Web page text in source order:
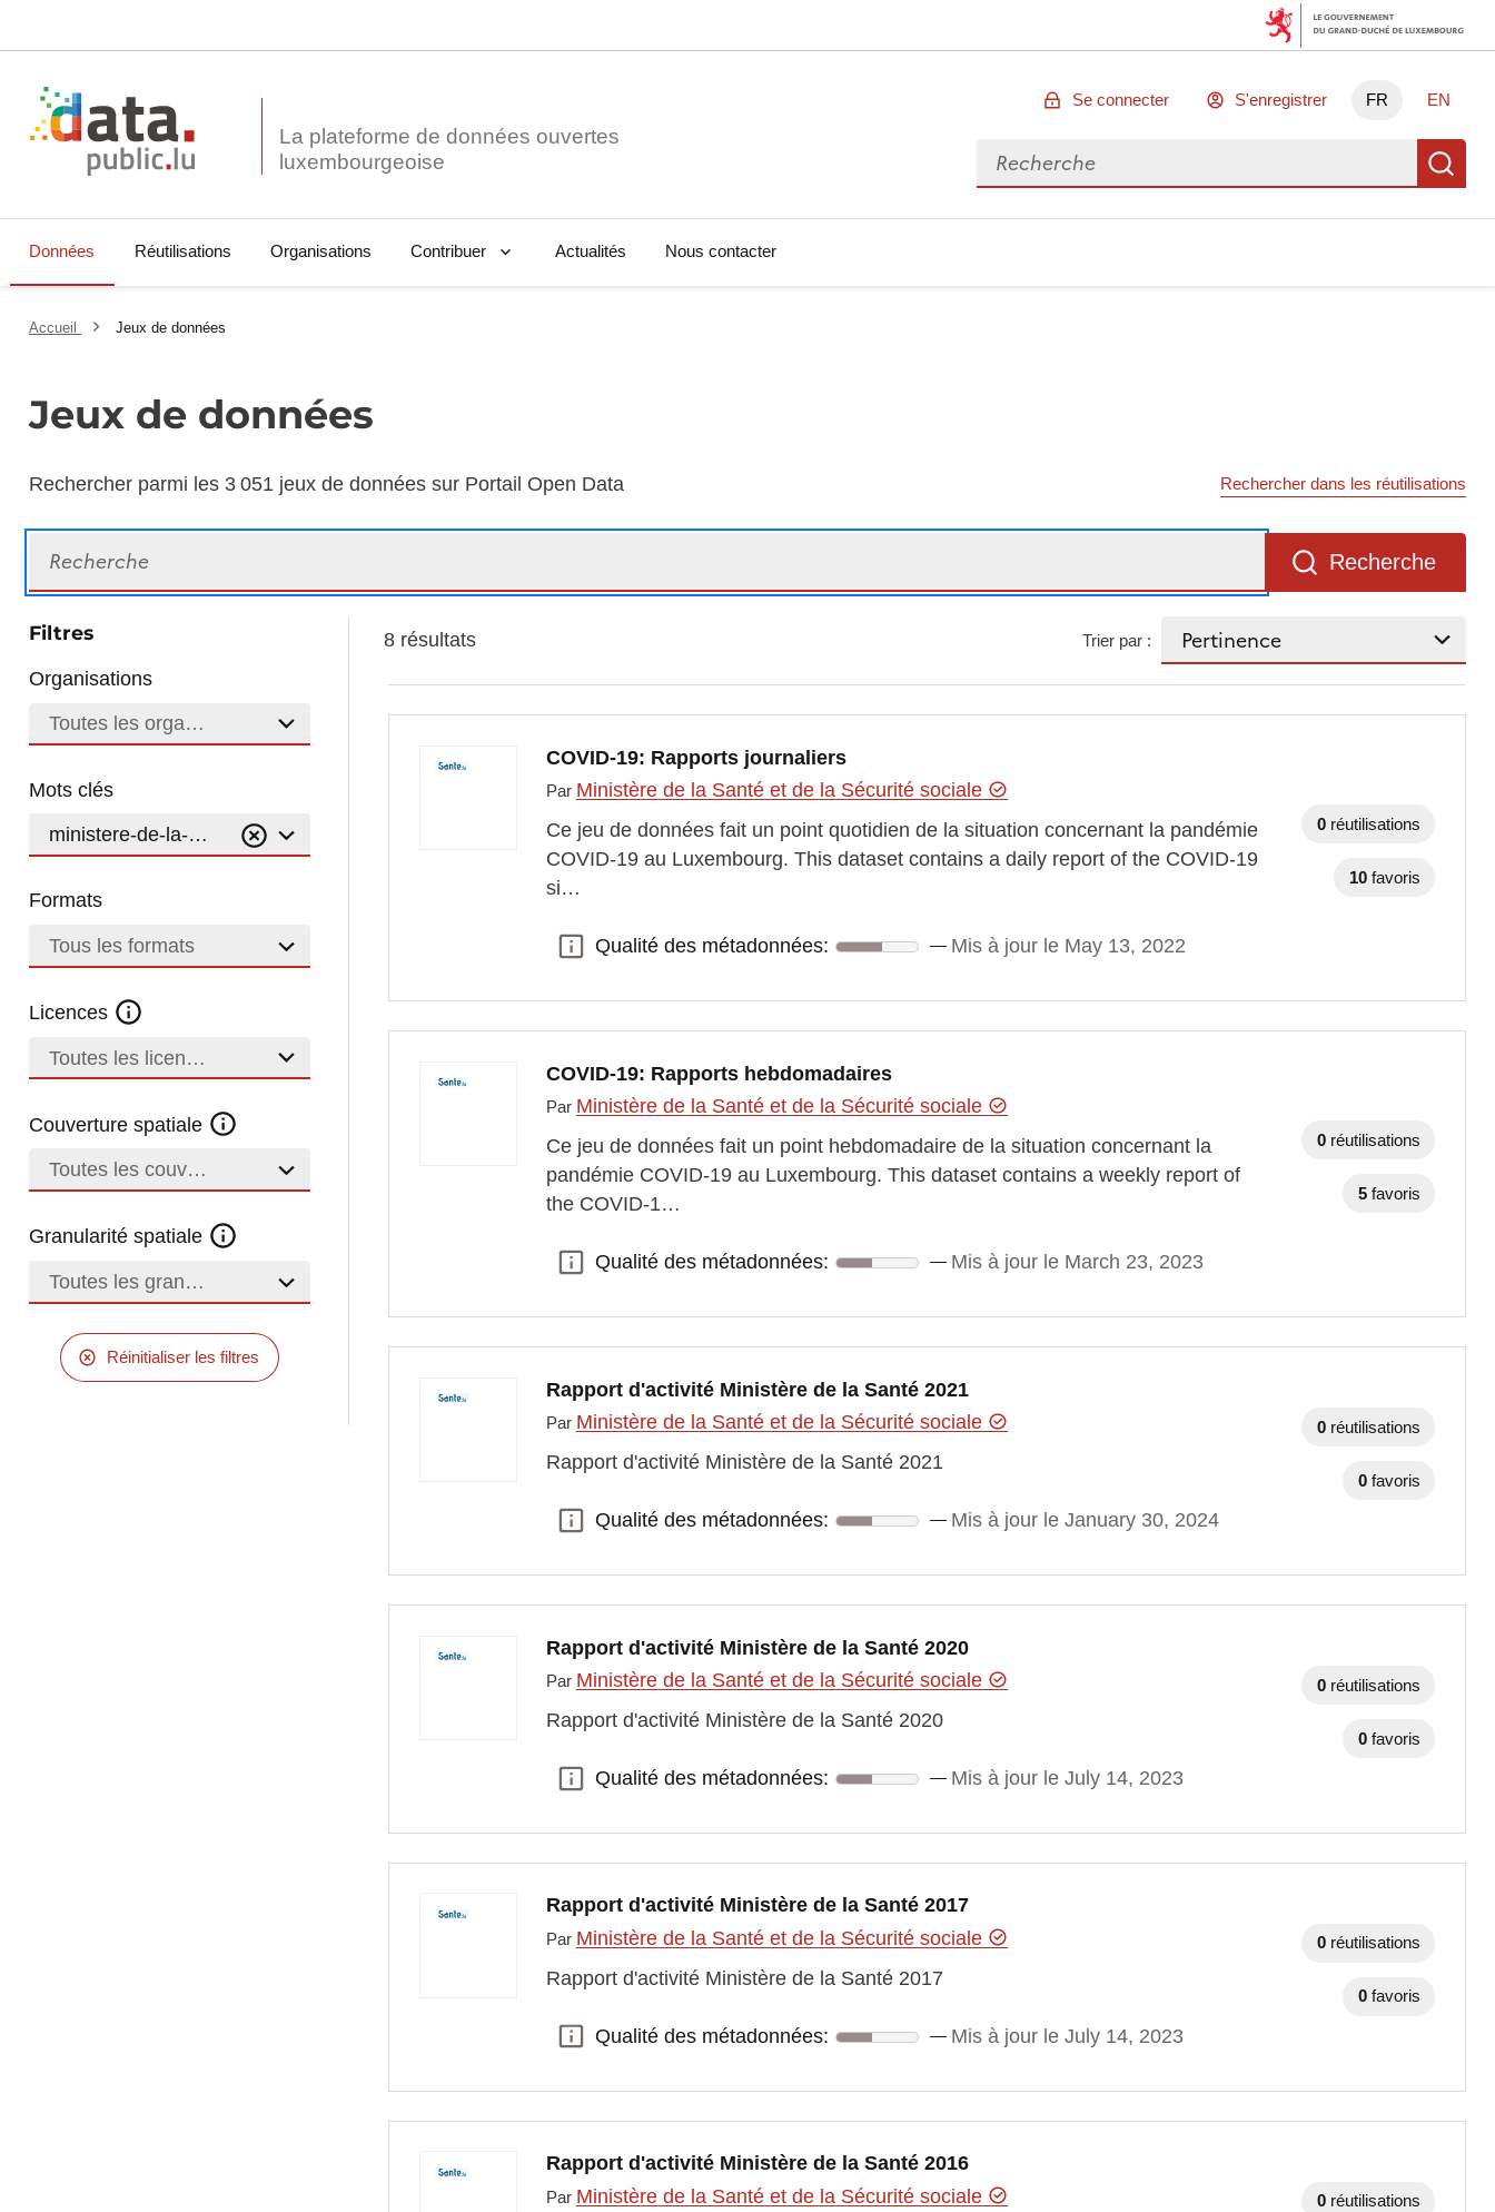
La plateforme de données ouvertes
Se connecter S'enregistrer FR EN
Rechercher des données
Données Réutilisations Organisations Contribuer Actualités Nous contacter
Accueil Jeux de données
Jeux de données
Rechercher parmi les 3 051 jeux de données sur Portail Open Data Rechercher dans les réutilisations
Recherche
Filtres
Organisations
Toutes les organisations
Mots clés
ministere-de-la-sante
Formats
Tous les formats
Licences
Toutes les licences
Couverture spatiale
Toutes les couvertures
Granularité spatiale
Toutes les granularités
Réinitialiser les filtres
8 résultats Trier par :
COVID-19: Rapports journaliers
Par Ministère de la Santé et de la Sécurité sociale
Ce jeu de données fait un point quotidien de la situation concernant la pandémie
COVID-19 au Luxembourg. This dataset contains a daily report of the COVID-19
si…
Qualité des métadonnées:
Qualité des métadonnées: Mis à jour le May 13, 2022
0 réutilisations
10 favoris
COVID-19: Rapports hebdomadaires
Par Ministère de la Santé et de la Sécurité sociale
Ce jeu de données fait un point hebdomadaire de la situation concernant la
pandémie COVID-19 au Luxembourg. This dataset contains a weekly report of
the COVID-1…
Qualité des métadonnées:
Qualité des métadonnées: Mis à jour le March 23, 2023
0 réutilisations
5 favoris
Rapport d'activité Ministère de la Santé 2021
Par Ministère de la Santé et de la Sécurité sociale
Rapport d'activité Ministère de la Santé 2021
Qualité des métadonnées:
Qualité des métadonnées: Mis à jour le January 30, 2024
0 réutilisations
0 favoris
Rapport d'activité Ministère de la Santé 2020
Par Ministère de la Santé et de la Sécurité sociale
Rapport d'activité Ministère de la Santé 2020
Qualité des métadonnées:
Qualité des métadonnées: Mis à jour le July 14, 2023
0 réutilisations
0 favoris
Rapport d'activité Ministère de la Santé 2017
Par Ministère de la Santé et de la Sécurité sociale
Rapport d'activité Ministère de la Santé 2017
Qualité des métadonnées:
Qualité des métadonnées: Mis à jour le July 14, 2023
0 réutilisations
0 favoris
Rapport d'activité Ministère de la Santé 2016
Par Ministère de la Santé et de la Sécurité sociale
0 réutilisations